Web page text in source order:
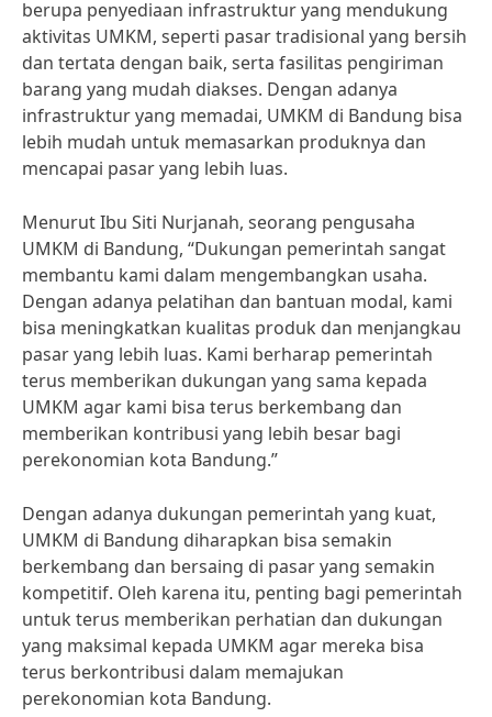
berupa penyediaan infrastruktur yang mendukung
aktivitas UMKM, seperti pasar tradisional yang bersih
dan tertata dengan baik, serta fasilitas pengiriman
barang yang mudah diakses. Dengan adanya
infrastruktur yang memadai, UMKM di Bandung bisa
lebih mudah untuk memasarkan produknya dan
mencapai pasar yang lebih luas.
Menurut Ibu Siti Nurjanah, seorang pengusaha
UMKM di Bandung, “Dukungan pemerintah sangat
membantu kami dalam mengembangkan usaha.
Dengan adanya pelatihan dan bantuan modal, kami
bisa meningkatkan kualitas produk dan menjangkau
pasar yang lebih luas. Kami berharap pemerintah
terus memberikan dukungan yang sama kepada
UMKM agar kami bisa terus berkembang dan
memberikan kontribusi yang lebih besar bagi
perekonomian kota Bandung.”
Dengan adanya dukungan pemerintah yang kuat,
UMKM di Bandung diharapkan bisa semakin
berkembang dan bersaing di pasar yang semakin
kompetitif. Oleh karena itu, penting bagi pemerintah
untuk terus memberikan perhatian dan dukungan
yang maksimal kepada UMKM agar mereka bisa
terus berkontribusi dalam memajukan
perekonomian kota Bandung.